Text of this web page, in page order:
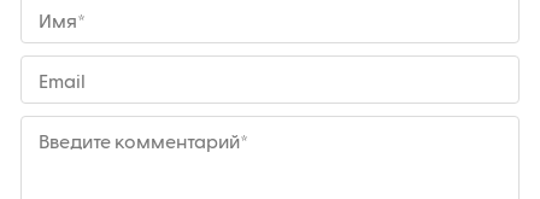
Имя*
Email
Введите комментарий*